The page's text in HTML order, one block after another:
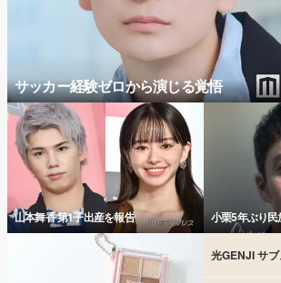
サッカー経験ゼロから演じる覚悟
山本舞香 第1子出産を報告 小栗5年ぶり
光GENJI サ